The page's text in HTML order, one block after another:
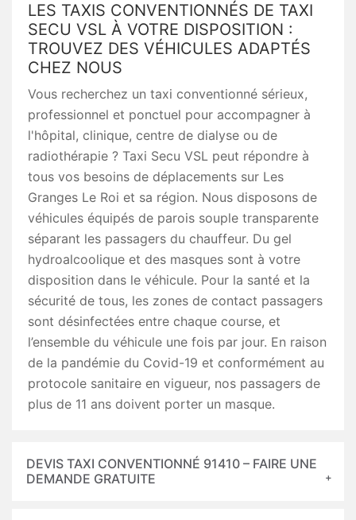
LES TAXIS CONVENTIONNÉS DE TAXI
SECU VSL À VOTRE DISPOSITION :
TROUVEZ DES VÉHICULES ADAPTÉS
CHEZ NOUS
Vous recherchez un taxi conventionné sérieux,
professionnel et ponctuel pour accompagner à
l'hôpital, clinique, centre de dialyse ou de
radiothérapie ? Taxi Secu VSL peut répondre à
tous vos besoins de déplacements sur Les
Granges Le Roi et sa région. Nous disposons de
véhicules équipés de parois souple transparente
séparant les passagers du chauffeur. Du gel
hydroalcoolique et des masques sont à votre
disposition dans le véhicule. Pour la santé et la
sécurité de tous, les zones de contact passagers
sont désinfectées entre chaque course, et
l’ensemble du véhicule une fois par jour. En raison
de la pandémie du Covid-19 et conformément au
protocole sanitaire en vigueur, nos passagers de
plus de 11 ans doivent porter un masque.
DEVIS TAXI CONVENTIONNÉ 91410 – FAIRE UNE
DEMANDE GRATUITE